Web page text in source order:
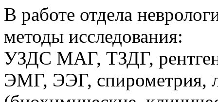
В работе отдела
методы исследования:
УЗДС МАГ, ТЗДГ,
ЭМГ, ЭЭГ, спирометрия,